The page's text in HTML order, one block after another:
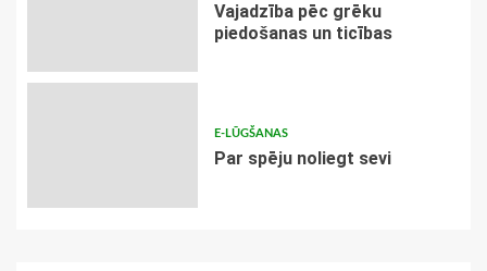
Vajadzība pēc grēku
piedošanas un ticības
E-LŪGŠANAS
Par spēju noliegt sevi